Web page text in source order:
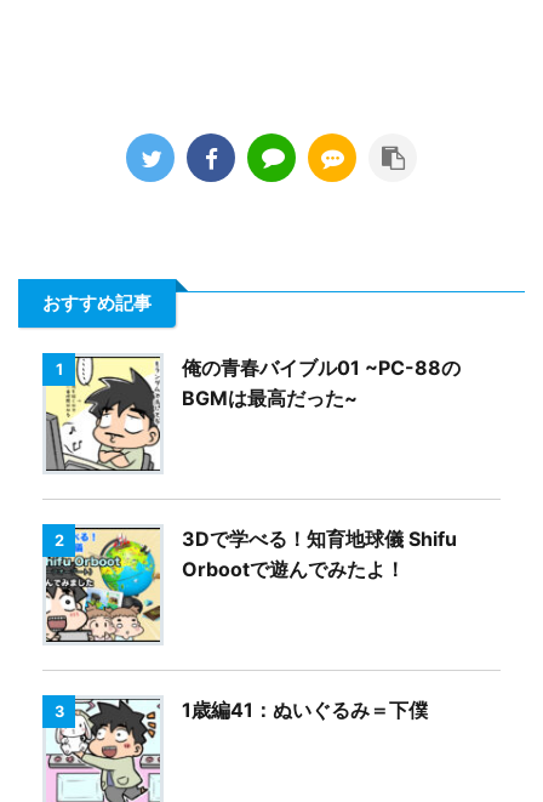
おすすめ記事
1
俺の青春バイブル01 ~PC-88の
BGMは最高だった~
2
3Dで学べる！知育地球儀 Shifu
Orbootで遊んでみたよ！
3 1歳編41：ぬいぐるみ＝下僕